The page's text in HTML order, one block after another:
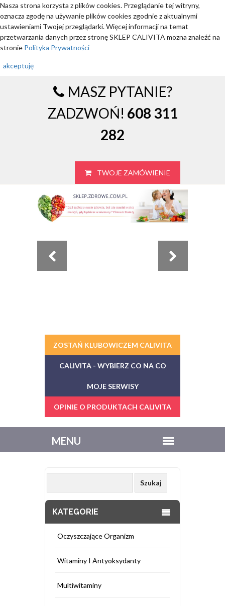
Nasza strona korzysta z plików cookies. Przeglądanie tej witryny,
oznacza zgodę na używanie plików cookies zgodnie z aktualnymi
ustawieniami Twojej przeglądarki. Więcej informacji na temat
przetwarzania danych przez stronę SKLEP CALIVITA mozna znaleźć na
stronie Polityka Prywatności
akceptuję
MASZ PYTANIE?
ZADZWOŃ! 608 311
282
TWOJE ZAMÓWIENIE
ZOSTAŃ KLUBOWICZEM CALIVITA
CALIVITA - WYBIERZ CO NA CO
MOJE SERWISY
OPINIE O PRODUKTACH CALIVITA
KATEGORIE
Oczyszczające Organizm
Witaminy I Antyoksydanty
Multiwitaminy